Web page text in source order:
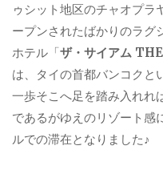
ゥシット地区のチャオプラ
ープンされたばかりのラグ
ホテル「ザ・サイアム
は、タイの首都バンコクと
一歩そこへ足を踏み入れれ
であるがゆえのリゾート感
ルでの滞在となりました♪